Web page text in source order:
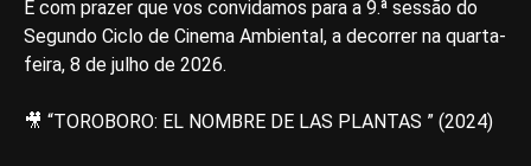
É com prazer que vos convidamos para a 9.ª sessão do
Segundo Ciclo de Cinema Ambiental, a decorrer na quarta-
feira, 8 de julho de 2026.
🎥 “TOROBORO: EL NOMBRE DE LAS PLANTAS ” (2024)